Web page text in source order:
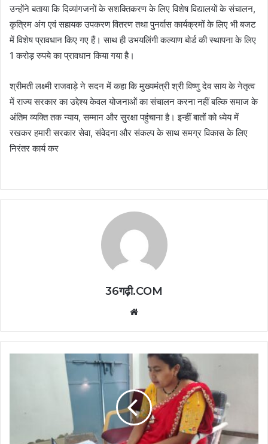
उन्होंने बताया कि दिव्यांगजनों के सशक्तिकरण के लिए विशेष विद्यालयों के संचालन,
कृत्रिम अंग एवं सहायक उपकरण वितरण तथा पुनर्वास कार्यक्रमों के लिए भी बजट
में विशेष प्रावधान किए गए हैं। साथ ही उभयलिंगी कल्याण बोर्ड की स्थापना के लिए
1 करोड़ रुपये का प्रावधान किया गया है।
श्रीमती लक्ष्मी राजवाड़े ने सदन में कहा कि मुख्यमंत्री श्री विष्णु देव साय के नेतृत्व
में राज्य सरकार का उद्देश्य केवल योजनाओं का संचालन करना नहीं बल्कि समाज के
अंतिम व्यक्ति तक न्याय, सम्मान और सुरक्षा पहुंचाना है। इन्हीं बातों को ध्येय में
रखकर हमारी सरकार सेवा, संवेदना और संकल्प के साथ समग्र विकास के लिए
निरंतर कार्य कर
36गढ़ी.COM